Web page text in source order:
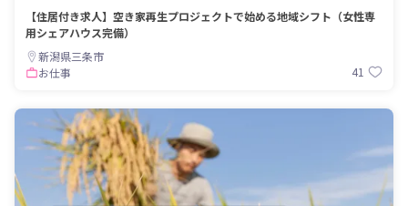
【住居付き求人】空き家再生プロジェクトで始める地域シフト（女性専
用シェアハウス完備）
新潟県三条市
お仕事
41